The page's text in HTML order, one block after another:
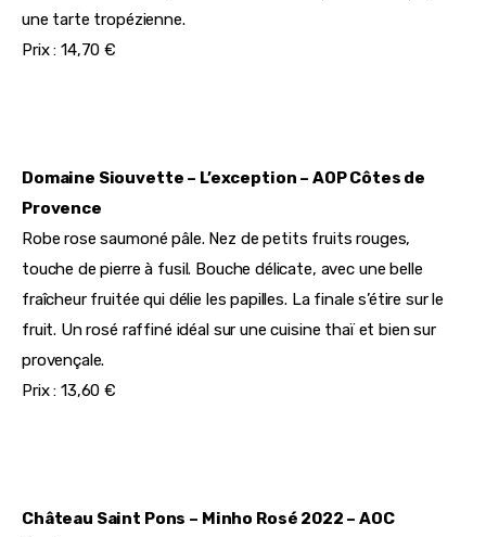
une tarte tropézienne.
Prix : 14,70 €
Domaine Siouvette – L’exception – AOP Côtes de
Provence
Robe rose saumoné pâle. Nez de petits fruits rouges,
touche de pierre à fusil. Bouche délicate, avec une belle
fraîcheur fruitée qui délie les papilles. La finale s’étire sur le
fruit. Un rosé raffiné idéal sur une cuisine thaï et bien sur
provençale.
Prix : 13,60 €
Château Saint Pons – Minho Rosé 2022 – AOC